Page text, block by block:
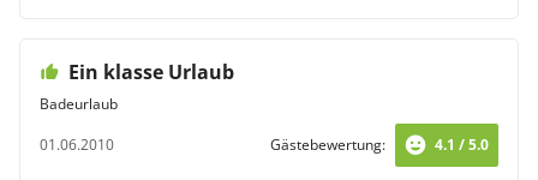
Ein klasse Urlaub
Badeurlaub
01.06.2010
Gästebewertung: 4.1 / 5.0